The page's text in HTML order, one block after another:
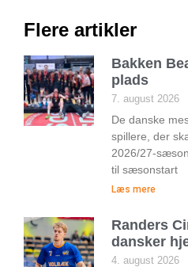
Flere artikler
Bakken
plads
7. august 2026
De danske
spillere, der
2026/27-
til sæsonstart
Læs mere
Randers
dansker
4. august 2026